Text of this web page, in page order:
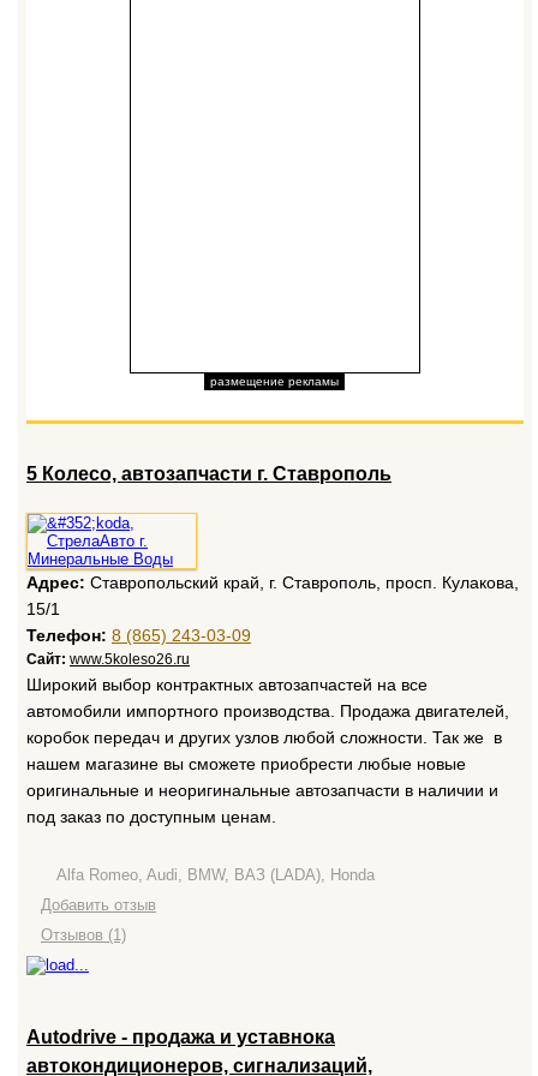
размещение рекламы
5 Колесо, автозапчасти г. Ставрополь
Адрес: Ставропольский край, г. Ставрополь, просп. Кулакова,
15/1
Телефон: 8 (865) 243-03-09
Сайт: www.5koleso26.ru
Широкий выбор контрактных автозапчастей на все
автомобили импортного производства. Продажа двигателей,
коробок передач и других узлов любой сложности. Так же в
нашем магазине вы сможете приобрести любые новые
оригинальные и неоригинальные автозапчасти в наличии и
под заказ по доступным ценам.
Alfa Romeo, Audi, BMW, ВАЗ (LADA), Honda
Добавить отзыв
Отзывов (1)
Autodrive - продажа и уставнока
автокондиционеров, сигнализаций,